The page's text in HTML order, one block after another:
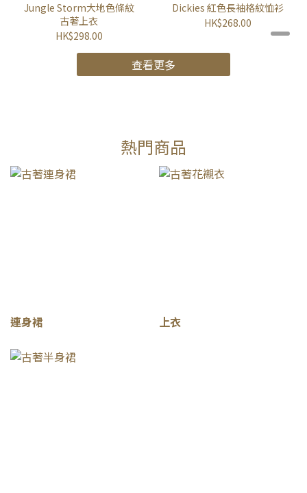
Jungle Storm大地色條紋
古著上衣
HK$298.00
Dickies 紅色長袖格紋恤衫
HK$268.00
查看更多
熱門商品
連身裙 上衣